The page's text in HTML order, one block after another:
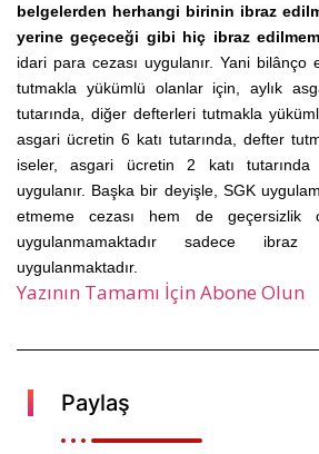
belgelerden herhangi birinin ibraz
yerine geçeceği gibi hiç ibraz
idari para cezası uygulanır. Yani bilânço
tutmakla yükümlü olanlar için, aylık
tutarında, diğer defterleri tutmakla
asgari ücretin 6 katı tutarında, defter
iseler, asgari ücretin 2 katı
uygulanır. Başka bir deyişle, SGK
etmeme cezası hem de geçersizlik
uygulanmamaktadır sadece ibraz
uygulanmaktadır.
Yazının Tamamı İçin Abone Olun
Paylaş